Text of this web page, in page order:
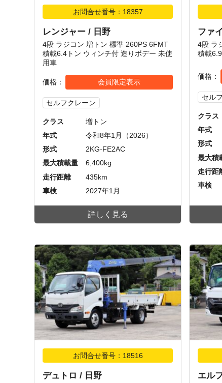
お問合せ番号：18357
レンジャー / 日野
4段 ラジコン 増トン 標準 260PS 6FMT
積載6.4トン ウィンチ付 造りボデー 未使
用車
価格 会員限定表示
セルフクレーン
クラス
増トン
年式
令和8年1月（2026）
形式
2KG-FE2AC
最大積載量
6,400kg
走行距離
435km
車検
2027年1月
詳しく見る
ファ
4段 ラ
積載
価格
セル
クラス
年式
形式
最大積
走行距
車検
お問合せ番号：18516
デュトロ / 日野 エル